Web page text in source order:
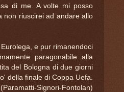
di me. A volte mi posso
non riuscirei ad andare allo
e pur rimanendoci
paragonabile alla
del Bologna di due giorni
della finale di Coppa Uefa.
Signori-Fontolan)